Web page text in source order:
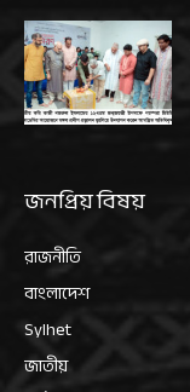
জনপ্রিয় বিষয়
রাজনীতি
বাংলাদেশ
Sylhet
জাতীয়